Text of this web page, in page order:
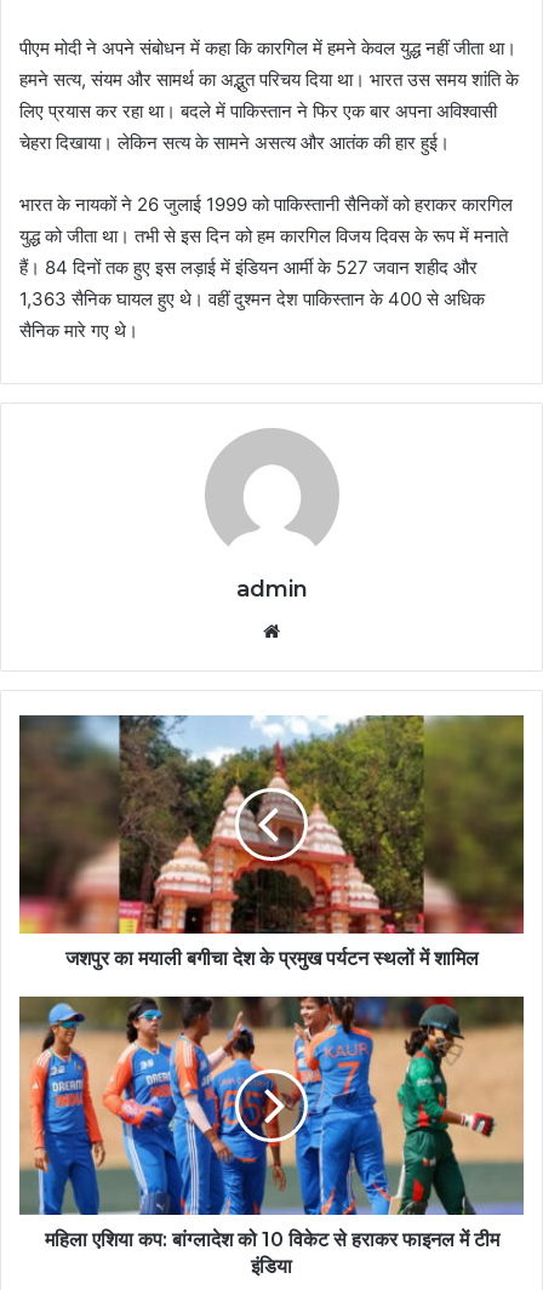
पीएम मोदी ने अपने संबोधन में कहा कि कारगिल में हमने केवल युद्ध नहीं जीता था।
हमने सत्य, संयम और सामर्थ का अद्भुत परिचय दिया था। भारत उस समय शांति के
लिए प्रयास कर रहा था। बदले में पाकिस्तान ने फिर एक बार अपना अविश्वासी
चेहरा दिखाया। लेकिन सत्य के सामने असत्य और आतंक की हार हुई।
भारत के नायकों ने 26 जुलाई 1999 को पाकिस्तानी सैनिकों को हराकर कारगिल
युद्ध को जीता था। तभी से इस दिन को हम कारगिल विजय दिवस के रूप में मनाते
हैं। 84 दिनों तक हुए इस लड़ाई में इंडियन आर्मी के 527 जवान शहीद और
1,363 सैनिक घायल हुए थे। वहीं दुश्मन देश पाकिस्तान के 400 से अधिक
सैनिक मारे गए थे।
admin
जशपुर का मयाली बगीचा देश के प्रमुख पर्यटन स्थलों में शामिल
महिला एशिया कप: बांग्लादेश को 10 विकेट से हराकर फाइनल में टीम
इंडिया